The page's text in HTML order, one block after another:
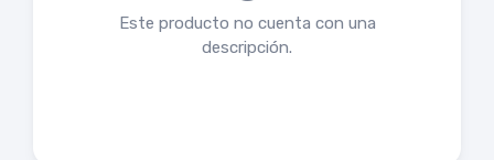
Este producto no cuenta con una
descripción.